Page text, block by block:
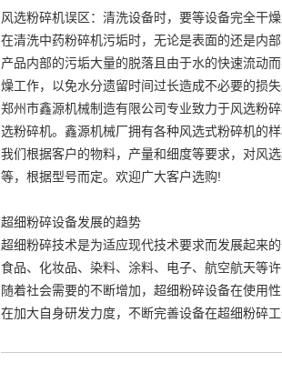
风选粉碎机误区：清洗设备时，要等设备完全干燥
在清洗中药粉碎机污垢时，无论是表面的还是内
产品内部的污垢大量的脱落且由于水的快速流动
燥工作，以免水分遗留时间过长造成不必要的损失
郑州市鑫源机械制造有限公司专业致力于风选粉
选粉碎机。鑫源机械厂拥有各种风选式粉碎机的
我们根据客户的物料，产量和细度等要求，对风
等，根据型号而定。欢迎广大客户选购!
超细粉碎设备发展的趋势
超细粉碎技术是为适应现代技术要求而发展起来
食品、化妆品、染料、涂料、电子、航空航天等许
随着社会需要的不断增加，超细粉碎设备在使用
在加大自身研发力度，不断完善设备在超细粉碎